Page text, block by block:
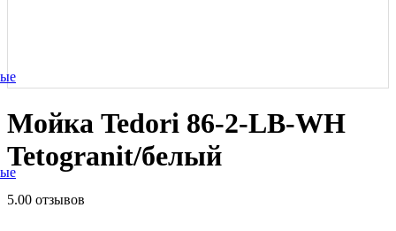
Мойка Tedori 86-2-LB-WH
Tetogranit/белый
5.00 отзывов